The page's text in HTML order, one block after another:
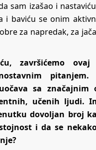
sam izašao i
i baviću se onim
za napredak, za
završićemo ovaj
sa značajnim
učenih ljudi.
dovoljan broj
i da se